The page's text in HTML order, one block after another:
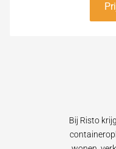
Bij Risto